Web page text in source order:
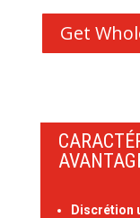
Get
Discrétion